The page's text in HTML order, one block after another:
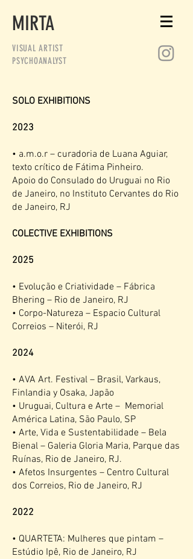
MIRTA
VISUAL ARTIST
PSYCHOANALYST
SOLO EXHIBITIONS
2023
• a.m.o.r – curadoria de Luana Aguiar,
texto crítico de Fátima Pinheiro.
Apoio do Consulado do Uruguai no Rio
de Janeiro, no Instituto Cervantes do Rio
de Janeiro, RJ
COLECTIVE EXHIBITIONS
2025
• Evolução e Criatividade – Fábrica
Bhering – Rio de Janeiro, RJ
• Corpo-Natureza – Espacio Cultural
Correios – Niterói, RJ
2024
• AVA Art. Festival – Brasil, Varkaus,
Finlandia y Osaka, Japão
• Uruguai, Cultura e Arte – Memorial
América Latina, São Paulo, SP
• Arte, Vida e Sustentabilidade – Bela
Bienal – Galeria Gloria Maria, Parque das
Ruínas, Rio de Janeiro, RJ.
• Afetos Insurgentes – Centro Cultural
dos Correios, Rio de Janeiro, RJ
2022
• QUARTETA: Mulheres que pintam –
Estúdio Ipê, Rio de Janeiro, RJ